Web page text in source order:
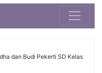
dan Budi Pekerti SD Kelas